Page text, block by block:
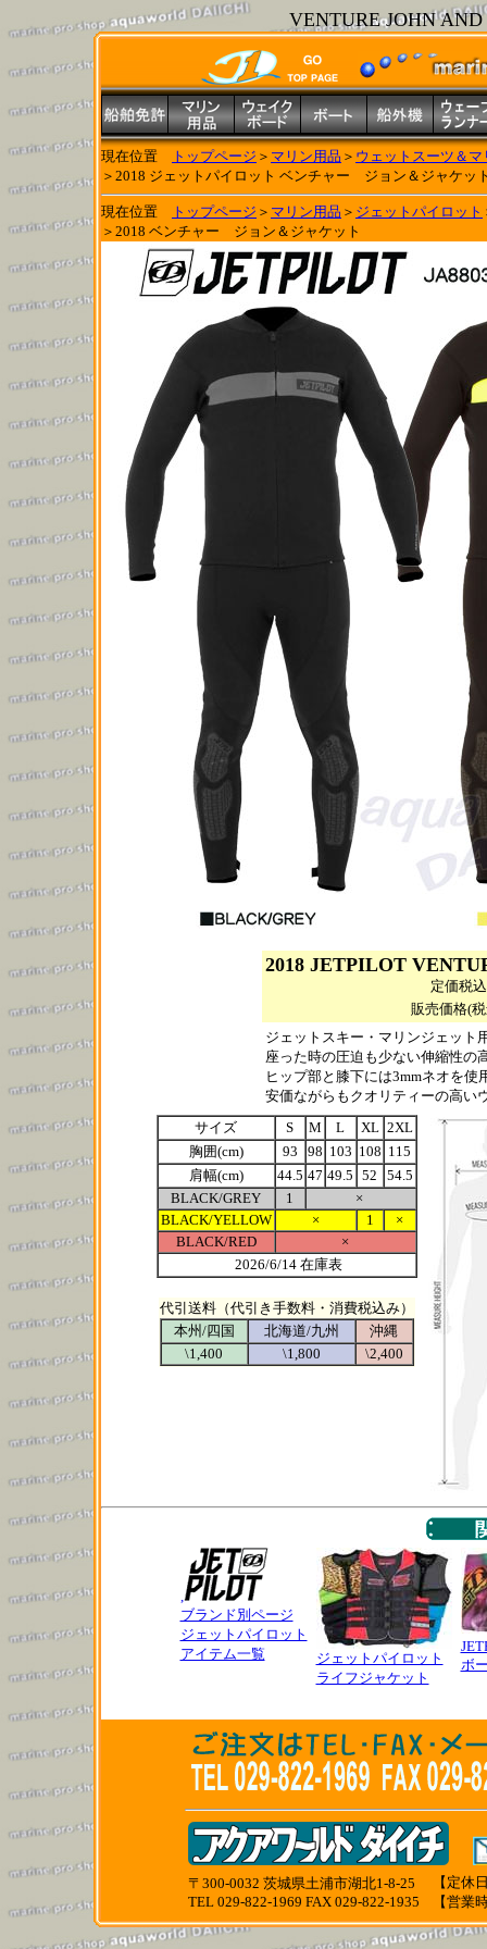
VENTURE JOHN
現在位置 トップページ ＞ マリン用品 ＞ ウェットスーツ＆
＞2018 ジェットパイロット ベンチャー ジョン＆ジャケッ
現在位置 トップページ ＞ マリン用品 ＞ ジェットパイロット
＞2018 ベンチャー ジョン＆ジャケット
2018 JETPILOT
定価税
販売価格(
ジェットスキー・マリンジェット
座った時の圧迫も少ない伸縮性の
ヒップ部と膝下には3mmネオを使
安価ながらもクオリティーの高い
サイズ
S M L XL 2XL
胸囲(cm)
93 98 103 108 115
肩幅(cm)
44.5 47 49.5 52
54.5
BLACK/GREY
1
×
BLACK/YELLOW
× 1
×
BLACK/RED
×
2026/6/14 在庫表
代引送料（代引き手数料・消費税込み）
本州/四国
北海道/九州
沖縄
\1,400
\1,800 \2,400
,
ブランド別ページ
ジェットパイロット
アイテム一覧
ジェットパイロット
ライフジャケット
ボ
〒300-0032 茨城県土浦市湖北1-8-25
TEL 029-822-1969 FAX 029-822-1935
【定休
【営業